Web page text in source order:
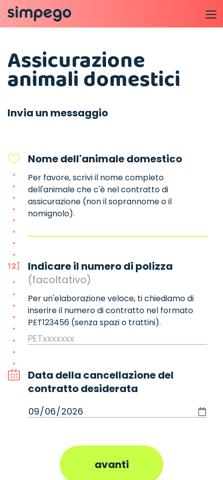
Assicurazione
animali domestici
Invia un messaggio